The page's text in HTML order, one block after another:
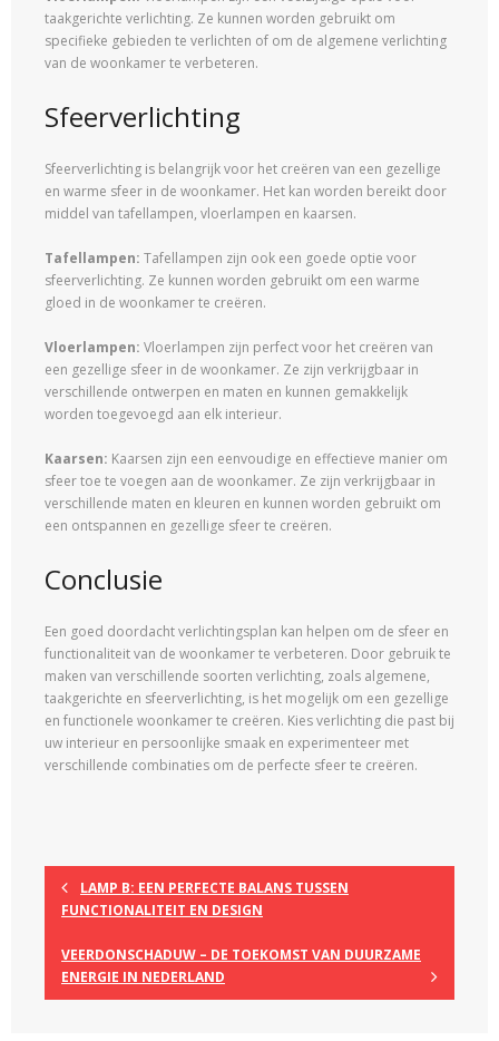
taakgerichte verlichting. Ze kunnen worden gebruikt om
specifieke gebieden te verlichten of om de algemene verlichting
van de woonkamer te verbeteren.
Sfeerverlichting
Sfeerverlichting is belangrijk voor het creëren van een gezellige
en warme sfeer in de woonkamer. Het kan worden bereikt door
middel van tafellampen, vloerlampen en kaarsen.
Tafellampen: Tafellampen zijn ook een goede optie voor
sfeerverlichting. Ze kunnen worden gebruikt om een warme
gloed in de woonkamer te creëren.
Vloerlampen: Vloerlampen zijn perfect voor het creëren van
een gezellige sfeer in de woonkamer. Ze zijn verkrijgbaar in
verschillende ontwerpen en maten en kunnen gemakkelijk
worden toegevoegd aan elk interieur.
Kaarsen: Kaarsen zijn een eenvoudige en effectieve manier om
sfeer toe te voegen aan de woonkamer. Ze zijn verkrijgbaar in
verschillende maten en kleuren en kunnen worden gebruikt om
een ontspannen en gezellige sfeer te creëren.
Conclusie
Een goed doordacht verlichtingsplan kan helpen om de sfeer en
functionaliteit van de woonkamer te verbeteren. Door gebruik te
maken van verschillende soorten verlichting, zoals algemene,
taakgerichte en sfeerverlichting, is het mogelijk om een gezellige
en functionele woonkamer te creëren. Kies verlichting die past bij
uw interieur en persoonlijke smaak en experimenteer met
verschillende combinaties om de perfecte sfeer te creëren.
LAMP B: EEN PERFECTE BALANS TUSSEN
FUNCTIONALITEIT EN DESIGN
VEERDONSCHADUW – DE TOEKOMST VAN DUURZAME
ENERGIE IN NEDERLAND